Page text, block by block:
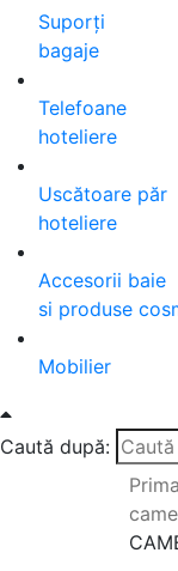
Suporți
bagaje
Telefoane
hoteliere
Uscătoare păr
hoteliere
Accesorii baie
si produse
Mobilier
Caută după: